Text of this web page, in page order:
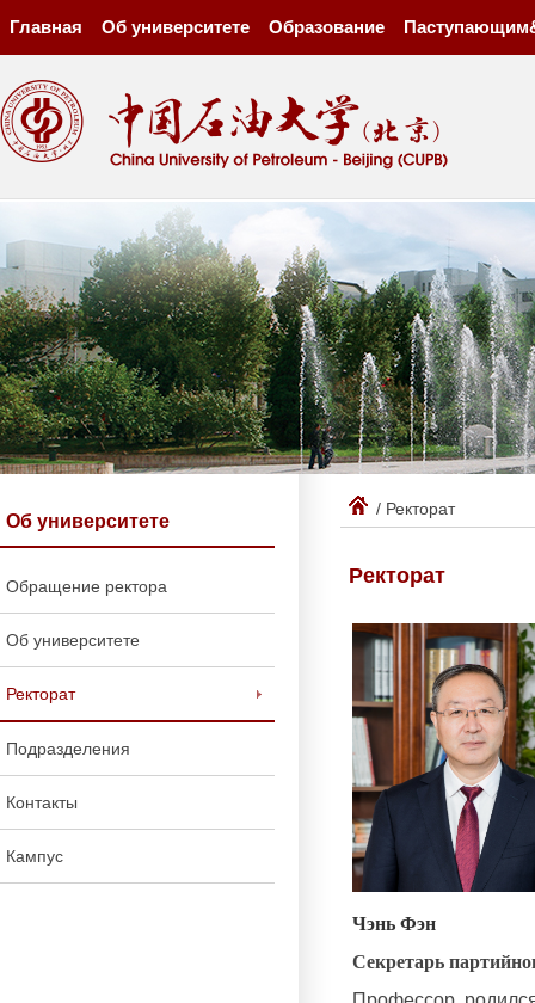
Главная Об университете Образование
Об университете
Обращение ректора
Об университете
Ректорат
Подразделения
Контакты
Кампус
/ Ректорат
Ректорат
Чэнь Фэн
Секретарь